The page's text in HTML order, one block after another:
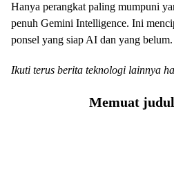
Hanya perangkat paling mumpuni
penuh Gemini Intelligence. Ini
ponsel yang siap AI dan yang belum.
Ikuti terus berita teknologi lainnya
Memuat